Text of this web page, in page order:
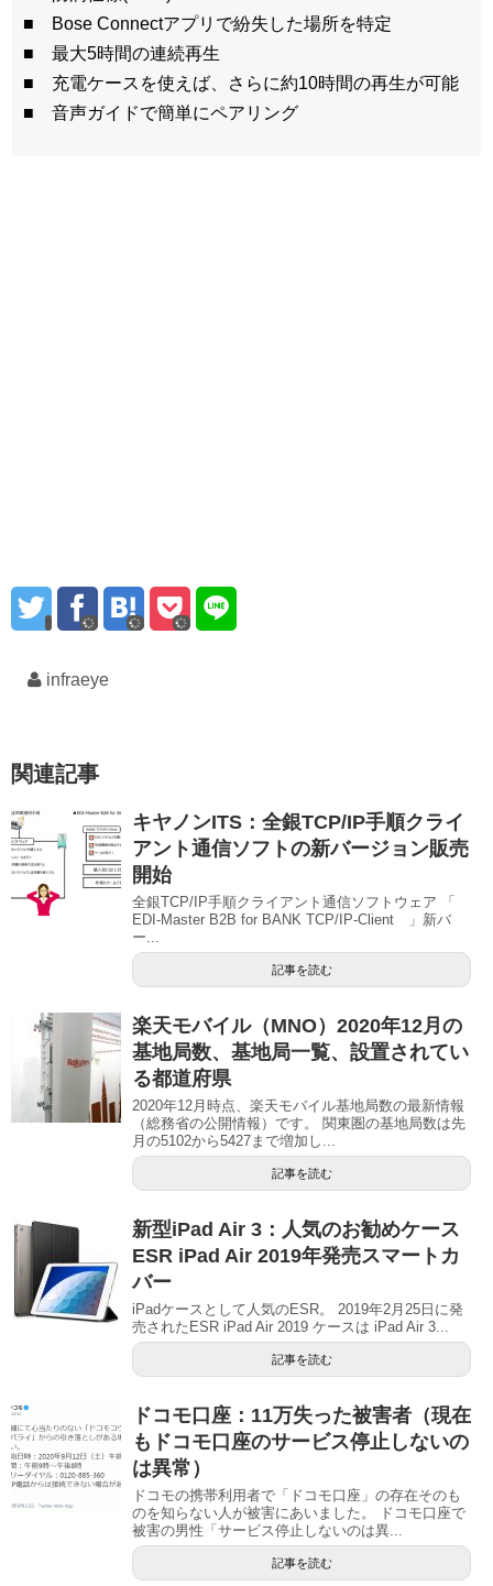
■ Bose Connectアプリで紛失した場所を特定
■ 最大5時間の連続再生
■ 充電ケースを使えば、さらに約10時間の再生が可能
■ 音声ガイドで簡単にペアリング
infraeye
関連記事
キヤノンITS：全銀TCP/IP手順クライ
アント通信ソフトの新バージョン販売
開始
全銀TCP/IP手順クライアント通信ソフトウェア 「
EDI-Master B2B for BANK TCP/IP-Client 」新バ
ー...
記事を読む
楽天モバイル（MNO）2020年12月の
基地局数、基地局一覧、設置されてい
る都道府県
2020年12月時点、楽天モバイル基地局数の最新情報
（総務省の公開情報）です。 関東圏の基地局数は先
月の5102から5427まで増加し...
記事を読む
新型iPad Air 3：人気のお勧めケース
ESR iPad Air 2019年発売スマートカ
バー
iPadケースとして人気のESR。 2019年2月25日に発
売されたESR iPad Air 2019 ケースは iPad Air 3...
記事を読む
ドコモ口座：11万失った被害者（現在
もドコモ口座のサービス停止しないの
は異常）
ドコモの携帯利用者で「ドコモ口座」の存在そのも
のを知らない人が被害にあいました。 ドコモ口座で
被害の男性「サービス停止しないのは異...
記事を読む